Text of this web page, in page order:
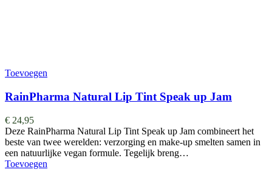
Toevoegen
RainPharma Natural Lip Tint Speak up Jam
€ 24,95
Deze RainPharma Natural Lip Tint Speak up Jam combineert het
beste van twee werelden: verzorging en make-up smelten samen in
een natuurlijke vegan formule. Tegelijk breng…
Toevoegen